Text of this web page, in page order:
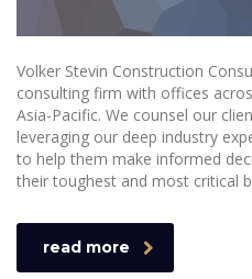
Volker Stevin Construction
consulting firm with offices
Asia-Pacific. We counsel our
leveraging our deep industry
to help them make informed
their toughest and most critical
read more